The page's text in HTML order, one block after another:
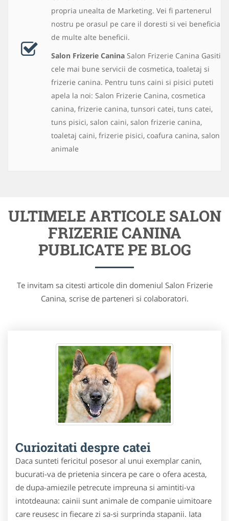
propria unealta de Marketing. Vei fi partenerul
nostru pe orasul pe care il doresti si vei beneficia
de multe alte beneficii.
Salon Frizerie CaninaSalon Frizerie Canina Gasiti
cele mai bune servicii de cosmetica, toaletaj si
frizerie canina. Pentru tuns caini si pisici puteti
apela la noi: Salon Frizerie Canina, cosmetica
canina, frizerie canina, tunsori catei, tuns catei,
tuns pisici, salon caini, salon frizerie canina,
toaletaj caini, frizerie pisici, coafura canina, salon
animale
ULTIMELE ARTICOLE SALON
FRIZERIE CANINA
PUBLICATE PE BLOG
Te invitam sa citesti articole din domeniul Salon Frizerie
Canina, scrise de parteneri si colaboratori.
Curiozitati despre catei
Daca sunteti fericitul posesor al unui exemplar canin,
bucurati-va de prietenia sincera pe care o ofera acesta,
de dupa-amiezile petrecute impreuna si amintiti-va
intotdeauna: cainii sunt animale de companie uimitoare
care reusesc in fiecare zi sa-si surprinda stapanii. Iata